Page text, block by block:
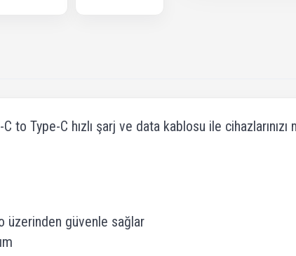
to Type-C hızlı şarj ve data kablosu ile
üzerinden güvenle sağlar